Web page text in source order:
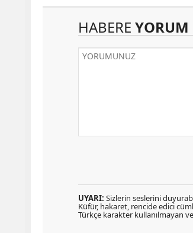
HABERE YORUM
UYARI: Sizlerin seslerini
Küfür, hakaret, rencide edici
Türkçe karakter kullanılmayan